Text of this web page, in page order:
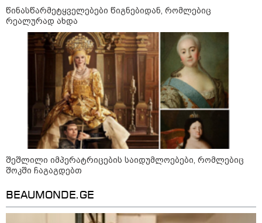
"ბულგარეთის საჰაერო
სივრცეში დრონი აფეთქდა" -
17:13 / 08-08-2026
"დასავლეთმა საქართველო
ჩვენ წინააღმდეგ
გეოპოლიტიკური ბრძოლის
უგუნურ იარაღად გამოიყენა" -
დიმიტრი მედვედევი
23:40 / 07-08-2026
წინასწარმეტყველებები წიგნებიდან, რომლებიც
რეალურად ახდა
შეშლილი იმპერატრიცების საიდუმლოებები, რომლებიც
შოკში ჩაგაგდებთ
BEAUMONDE.GE